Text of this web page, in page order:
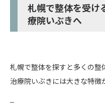
札幌で整体を受け
療院いぶきへ
札幌で整体を探すと多くの
治療院いぶきには大きな特徴